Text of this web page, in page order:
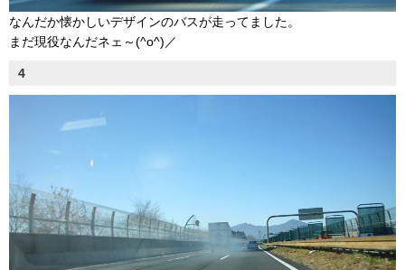
なんだか懐かしいデザインのバスが走ってました。
まだ現役なんだネェ～(^o^)／
4